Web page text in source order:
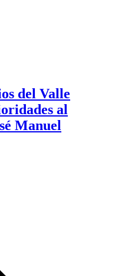
del Valle
al
Manuel